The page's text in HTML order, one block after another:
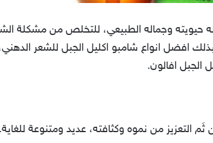
حيويته وجماله الطبيعي، للتخلص من مشكلة
افضل انواع شامبو اكليل الجبل للشعر
الجبل افالون.
من نموه وكثافته، عديد ومتنوعة للغاية.